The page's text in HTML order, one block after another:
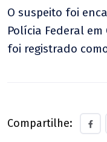
O suspeito foi
Polícia Federal
foi registrado
Compartilhe: